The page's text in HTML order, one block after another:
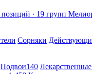
· 19 групп
Сорняки
Подвои140